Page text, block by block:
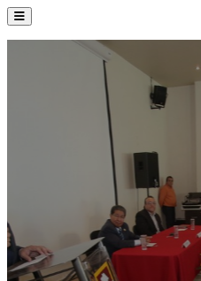
La Institución
Oferta Académica
Comunidad UATx